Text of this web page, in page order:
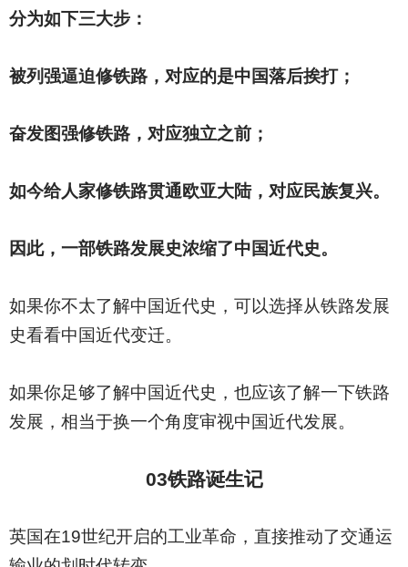
分为如下三大步：
被列强逼迫修铁路，对应的是中国落后挨打；
奋发图强修铁路，对应独立之前；
如今给人家修铁路贯通欧亚大陆，对应民族复兴。
因此，一部铁路发展史浓缩了中国近代史。
如果你不太了解中国近代史，可以选择从铁路发展
史看看中国近代变迁。
如果你足够了解中国近代史，也应该了解一下铁路
发展，相当于换一个角度审视中国近代发展。
03铁路诞生记
英国在19世纪开启的工业革命，直接推动了交通运